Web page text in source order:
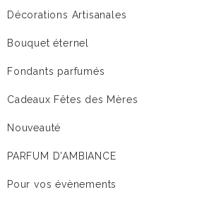
Décorations Artisanales
Bouquet éternel
Fondants parfumés
Cadeaux Fêtes des Mères
Nouveauté
PARFUM D'AMBIANCE
Pour vos évènements